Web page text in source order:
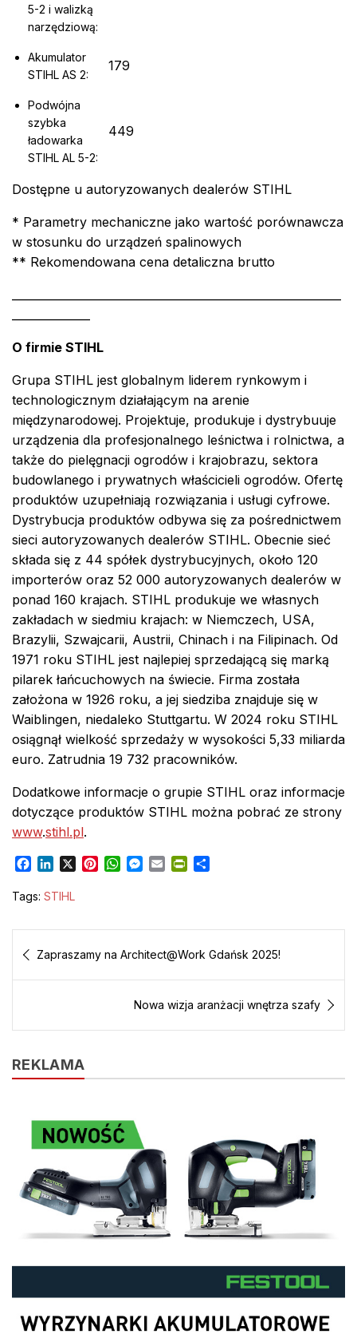
5-2 i walizką
narzędziową:
Akumulator
STIHL AS 2:
179
Podwójna
szybka
ładowarka
STIHL AL 5-2:
449
Dostępne u autoryzowanych dealerów STIHL
* Parametry mechaniczne jako wartość porównawcza
w stosunku do urządzeń spalinowych
** Rekomendowana cena detaliczna brutto
O firmie STIHL
Grupa STIHL jest globalnym liderem rynkowym i
technologicznym działającym na arenie
międzynarodowej. Projektuje, produkuje i dystrybuuje
urządzenia dla profesjonalnego leśnictwa i rolnictwa, a
także do pielęgnacji ogrodów i krajobrazu, sektora
budowlanego i prywatnych właścicieli ogrodów. Ofertę
produktów uzupełniają rozwiązania i usługi cyfrowe.
Dystrybucja produktów odbywa się za pośrednictwem
sieci autoryzowanych dealerów STIHL. Obecnie sieć
składa się z 44 spółek dystrybucyjnych, około 120
importerów oraz 52 000 autoryzowanych dealerów w
ponad 160 krajach. STIHL produkuje we własnych
zakładach w siedmiu krajach: w Niemczech, USA,
Brazylii, Szwajcarii, Austrii, Chinach i na Filipinach. Od
1971 roku STIHL jest najlepiej sprzedającą się marką
pilarek łańcuchowych na świecie. Firma została
założona w 1926 roku, a jej siedziba znajduje się w
Waiblingen, niedaleko Stuttgartu. W 2024 roku STIHL
osiągnął wielkość sprzedaży w wysokości 5,33 miliarda
euro. Zatrudnia 19 732 pracowników.
Dodatkowe informacje o grupie STIHL oraz informacje
dotyczące produktów STIHL można pobrać ze strony
www.stihl.pl.
c
b
o
n
e
I
X
e
e
W
s
p
M
e
g
l
t
r
n
e
Tags: STIHL
wpisu
Zapraszamy na Architect@Work Gdańsk 2025!
Nowa wizja aranżacji wnętrza szafy
REKLAMA